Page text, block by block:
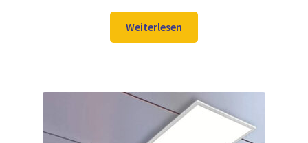
Preis
war:
159,98 €
Preis
124,97 €.
Weiterlesen